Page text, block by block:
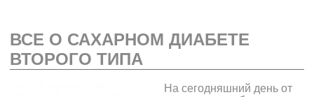
ВСЕ О САХАРНОМ ДИАБЕТЕ
ВТОРОГО ТИПА
На сегодняшний день от